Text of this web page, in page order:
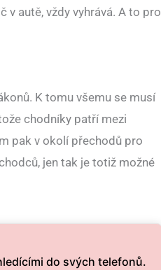
autě, vždy vyhrává. A to pro
K tomu všemu se musí
chodníky patří mezi
pak v okolí přechodů pro
jen tak je totiž možné
do svých telefonů.